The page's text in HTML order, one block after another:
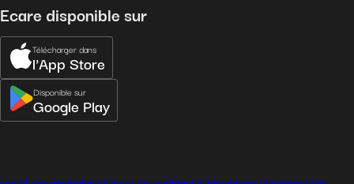
Ecare disponible sur
Télécharger dans
l'App Store
Disponible sur
Google Play